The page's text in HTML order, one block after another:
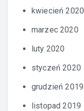
kwiecień 2020
marzec 2020
luty 2020
styczeń 2020
grudzień 2019
listopad 2019